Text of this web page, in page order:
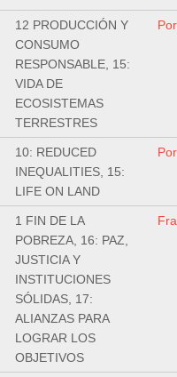
12 PRODUCCIÓN Y
CONSUMO
RESPONSABLE, 15:
VIDA DE
ECOSISTEMAS
TERRESTRES
10: REDUCED
INEQUALITIES, 15:
LIFE ON LAND
1 FIN DE LA
POBREZA, 16: PAZ,
JUSTICIA Y
INSTITUCIONES
SÓLIDAS, 17:
ALIANZAS PARA
LOGRAR LOS
OBJETIVOS